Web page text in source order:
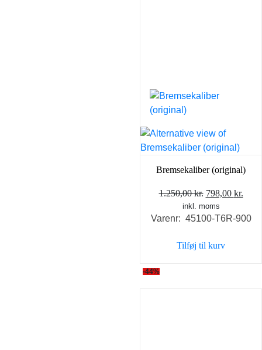
Bremsekaliber (original)
1.250,00kr. Den
oprindelige
pris
1.250,00 kr..
798,00 kr.
pris
inkl. moms
Varenr: 45100-T6R-900
Tilføj til kurv
-44%